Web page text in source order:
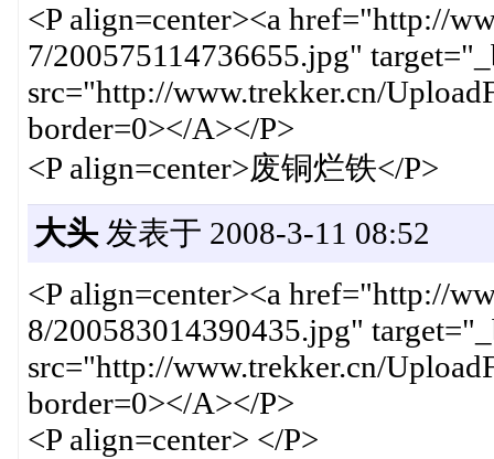
<P align=center><a href="http://
7/200575114736655.jpg"
src="http://www.trekker.cn/
border=0></A></P>
<P align=center>废铜烂铁</P>
大头发表于 2008-3-11 08:52
<P align=center><a href="http://
8/200583014390435.jpg"
src="http://www.trekker.cn/
border=0></A></P>
<P align=center> </P>